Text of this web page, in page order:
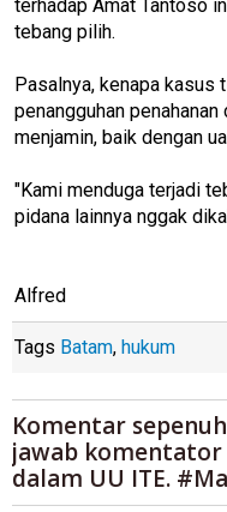
terhadap Amat Tantoso
tebang pilih.
Pasalnya, kenapa kasus
penangguhan
menjamin, baik dengan
"Kami menduga terjadi
pidana lainnya nggak
Alfred
Tags Batam, hukum
Komentar
jawab
dalam UU ITE.